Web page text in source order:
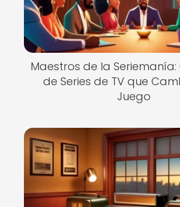
Maestros de la
de Series de TV que
Juego